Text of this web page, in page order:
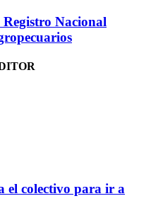
Nacional
el colectivo para ir a